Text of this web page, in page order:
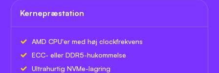
Kernepræstation
AMD CPU'er med høj clockfrekvens
ECC- eller DDR5-hukommelse
Ultrahurtig NVMe-lagring